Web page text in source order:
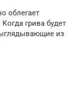
облегает
грива будет
из